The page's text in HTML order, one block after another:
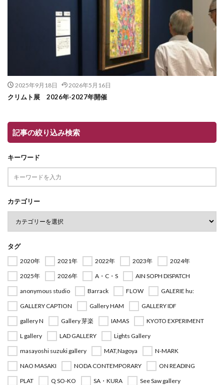
2025年9月18日 2026年5月16日
クリムト展 2026年-2027年開催
記事の絞り込み検索
キーワード
カテゴリー
タグ
2020年 2021年 2022年 2023年
2024年
2025年
2026年 A・C・S
AIN SOPH DISPATCH
anonymous studio
Barrack FLOW
GALERIE hu:
GALLERY CAPTION
Gallery HAM
GALLERY IDF
gallery N
Gallery 芽楽 IAMAS
KYOTO EXPERIMENT
L gallery
LAD GALLERY
Lights Gallery
masayoshi suzuki gallery
MAT,Nagoya
N-MARK
NAO MASAKI
NODA CONTEMPORARY
ON READING
PLAT
Q SO-KO SA・KURA
See Saw gallery